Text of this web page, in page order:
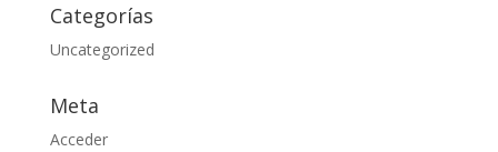
Categorías
Uncategorized
Meta
Acceder